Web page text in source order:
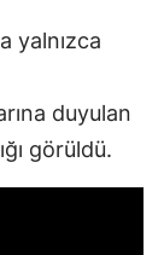
yalnızca
duyulan
görüldü.